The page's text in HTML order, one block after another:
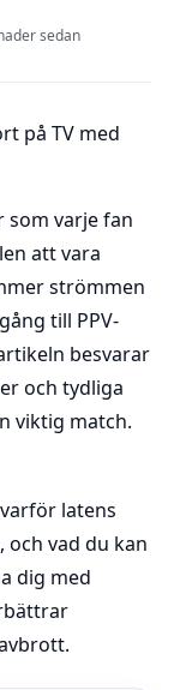
sedan
varje fan
att vara
strömmen
till PPV-
besvarar
och tydliga
viktig match.
latens
vad du kan
dig med